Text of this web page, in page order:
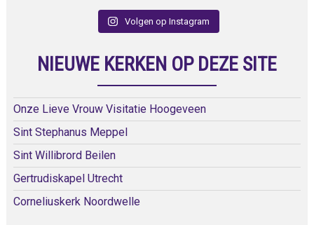
Volgen op Instagram
NIEUWE KERKEN OP DEZE SITE
Onze Lieve Vrouw Visitatie Hoogeveen
Sint Stephanus Meppel
Sint Willibrord Beilen
Gertrudiskapel Utrecht
Corneliuskerk Noordwelle